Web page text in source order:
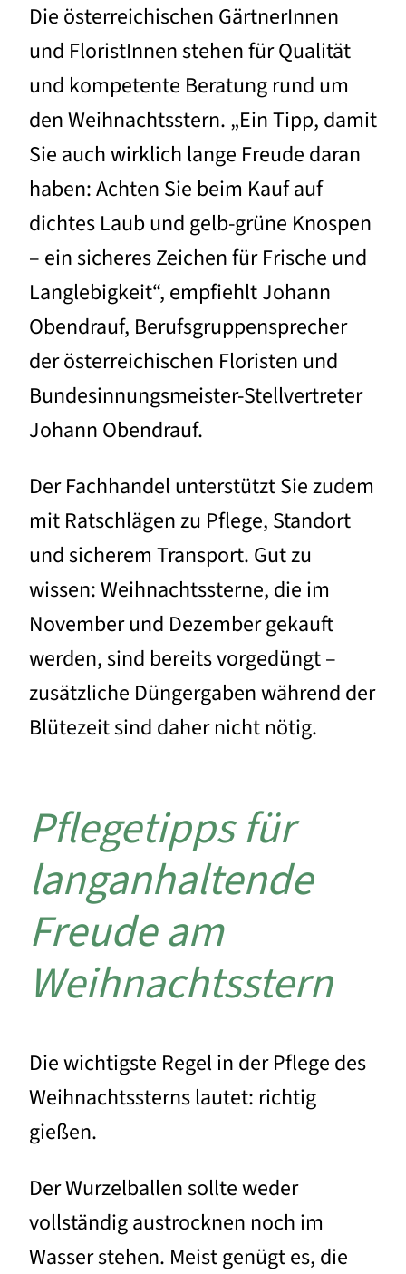
Die österreichischen GärtnerInnen
und FloristInnen stehen für Qualität
und kompetente Beratung rund um
den Weihnachtsstern. „Ein Tipp, damit
Sie auch wirklich lange Freude daran
haben: Achten Sie beim Kauf auf
dichtes Laub und gelb-grüne Knospen
– ein sicheres Zeichen für Frische und
Langlebigkeit“, empfiehlt Johann
Obendrauf, Berufsgruppensprecher
der österreichischen Floristen und
Bundesinnungsmeister-Stellvertreter
Johann Obendrauf.
Der Fachhandel unterstützt Sie zudem
mit Ratschlägen zu Pflege, Standort
und sicherem Transport. Gut zu
wissen: Weihnachtssterne, die im
November und Dezember gekauft
werden, sind bereits vorgedüngt –
zusätzliche Düngergaben während der
Blütezeit sind daher nicht nötig.
Pflegetipps für
langanhaltende
Freude am
Weihnachtsstern
Die wichtigste Regel in der Pflege des
Weihnachtssterns lautet: richtig
gießen.
Der Wurzelballen sollte weder
vollständig austrocknen noch im
Wasser stehen. Meist genügt es, die